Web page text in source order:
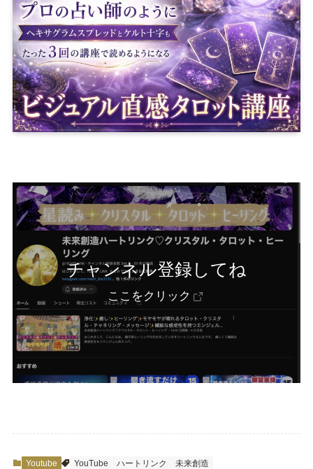
チャンネル登録してね
ここをクリック
Youtube YouTube ハートリンク 未来創造